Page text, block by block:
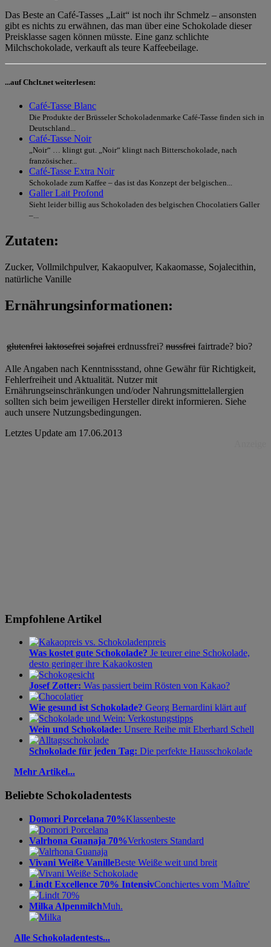
Das Beste an Café-Tasses „Lait“ ist noch ihr Schmelz – ansonsten
gibt es nichts zu erwähnen, das man über eine Schokolade dieser
Preisklasse sagen können müsste. Eine ganz schlichte
Milchschokolade, verkauft als teure Kaffeebeilage.
...auf Chclt.net weiterlesen:
Café-Tasse Blanc
Die Produkte der Brüsseler Schokoladenmarke Café-Tasse finden sich in
Deutschland...
Café-Tasse Noir
„Noir“ … klingt gut. „Noir“ klingt nach Bitterschokolade, nach
französischer...
Café-Tasse Extra Noir
Schokolade zum Kaffee – das ist das Konzept der belgischen...
Galler Lait Profond
Sieht leider billig aus Schokoladen des belgischen Chocolatiers Galler
–...
Zutaten:
Zucker, Vollmilchpulver, Kakaopulver, Kakaomasse, Sojalecithin,
natürliche Vanille
Ernährungsinformationen:
glutenfrei laktosefrei sojafrei erdnussfrei? nussfrei fairtrade? bio?
Alle Angaben nach Kenntnissstand, ohne Gewähr für Richtigkeit,
Fehlerfreiheit und Aktualität. Nutzer mit
Ernährungseinschränkungen und/oder Nahrungsmittelallergien
sollten sich beim jeweiligen Hersteller direkt informieren. Siehe
auch unsere Nutzungsbedingungen.
Letztes Update am 17.06.2013
Empfohlene Artikel
Was kostet gute Schokolade? Je teurer eine Schokolade,
desto geringer ihre Kakaokosten
Josef Zotter: Was passiert beim Rösten von Kakao?
Wie gesund ist Schokolade? Georg Bernardini klärt auf
Wein und Schokolade: Unsere Reihe mit Eberhard Schell
Schokolade für jeden Tag: Die perfekte Hausschokolade
Mehr Artikel...
Beliebte Schokoladentests
Domori Porcelana 70%Klassenbeste
Valrhona Guanaja 70%Verkosters Standard
Vivani Weiße VanilleBeste Weiße weit und breit
Lindt Excellence 70% IntensivConchiertes vom 'Maître'
Milka AlpenmilchMuh.
Alle Schokoladentests...